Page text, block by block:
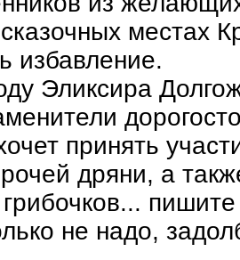
местах
избавление.
Эликсира
принять
дряни, а
не надо,